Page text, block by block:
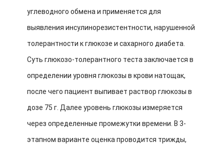
углеводного обмена и применяется для
выявления инсулинорезистентности, нарушенной
толерантности к глюкозе и сахарного диабета.
Суть глюкозо-толерантного теста заключается в
определении уровня глюкозы в крови натощак,
после чего пациент выпивает раствор глюкозы в
дозе 75 г. Далее уровень глюкозы измеряется
через определенные промежутки времени. В 3-
этапном варианте оценка проводится трижды,